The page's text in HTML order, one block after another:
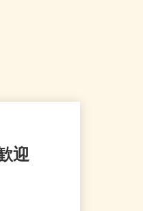
迎